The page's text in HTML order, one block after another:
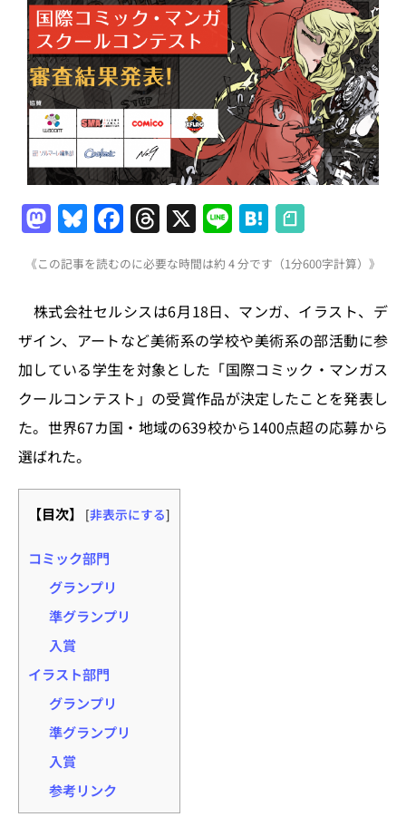
M
a
st
o
d
o
n
Bl
u
e
s
k
y
F
a
c
e
b
o
o
k
T
h
re
a
d
s
X Li
n
e
H
at
e
n
a
《この記事を読むのに必要な時間は約 4 分です（1分600字計算）》
株式会社セルシスは6月18日、マンガ、イラスト、デ
ザイン、アートなど美術系の学校や美術系の部活動に参
加している学生を対象とした「国際コミック・マンガス
クールコンテスト」の受賞作品が決定したことを発表し
た。世界67カ国・地域の639校から1400点超の応募から
選ばれた。
【目次】 [非表示にする]
コミック部門
グランプリ
準グランプリ
入賞
イラスト部門
グランプリ
準グランプリ
入賞
参考リンク